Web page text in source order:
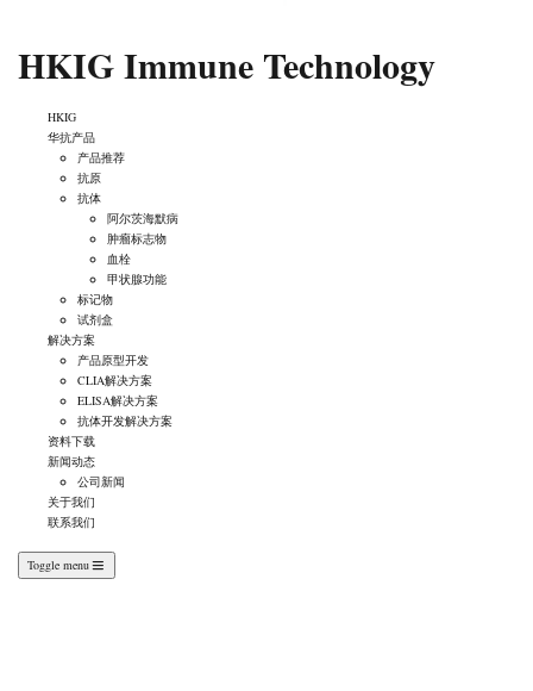
HKIG Immune Technology
HKIG
华抗产品
产品推荐
抗原
抗体
阿尔茨海默病
肿瘤标志物
血栓
甲状腺功能
标记物
试剂盒
解决方案
产品原型开发
CLIA解决方案
ELISA解决方案
抗体开发解决方案
资料下载
新闻动态
公司新闻
关于我们
联系我们
Toggle menu